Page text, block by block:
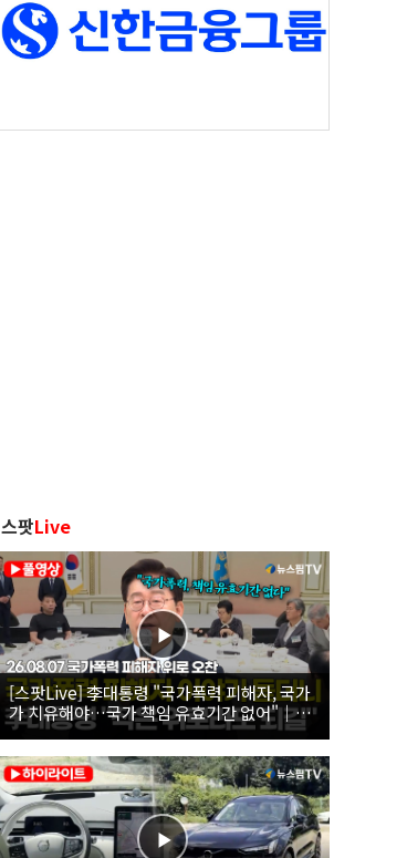
스팟Live
[스팟Live] 李대통령 "국가폭력 피해자, 국가
가 치유해야…국가 책임 유효기간 없어"｜
26.08.07 국가폭력 피해자 위로 오찬